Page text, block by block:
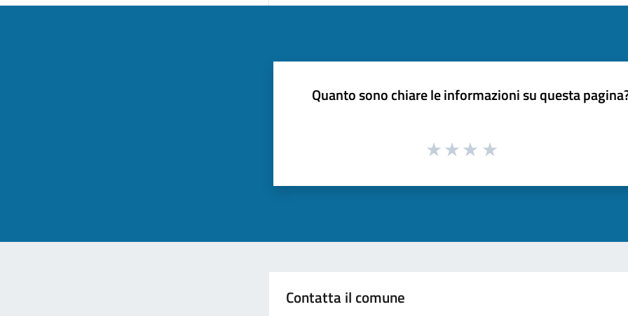
Quanto sono chiare le informazioni su questa
Contatta il comune